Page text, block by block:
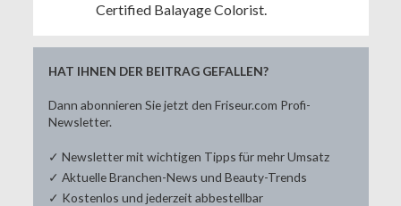
Certified Balayage Colorist.
HAT IHNEN DER BEITRAG GEFALLEN?
Dann abonnieren Sie jetzt den Friseur.com Profi-
Newsletter.
✓ Newsletter mit wichtigen Tipps für mehr Umsatz
✓ Aktuelle Branchen-News und Beauty-Trends
✓ Kostenlos und jederzeit abbestellbar